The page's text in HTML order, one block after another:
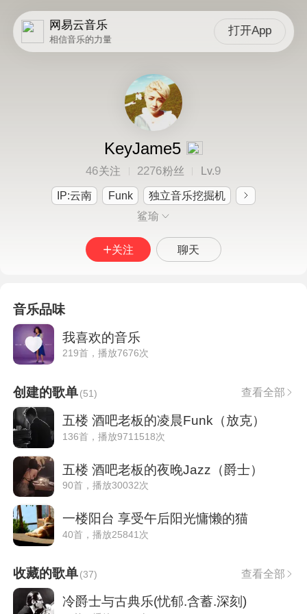
网易云音乐
相信音乐的力量
打开App
KeyJame5
46关注 2276粉丝 Lv.9
IP:云南 Funk
独立音乐挖掘机
鲨瑜
关注 聊天
音乐品味
我喜欢的音乐
219首，播放7676次
创建的歌单(51) 查看全部
五楼 酒吧老板的凌晨Funk（放克）
136首，播放9711518次
五楼 酒吧老板的夜晚Jazz（爵士）
90首，播放30032次
一楼阳台 享受午后阳光慵懒的猫
40首，播放25841次
收藏的歌单(37) 查看全部
冷爵士与古典乐(忧郁.含蓄.深刻)